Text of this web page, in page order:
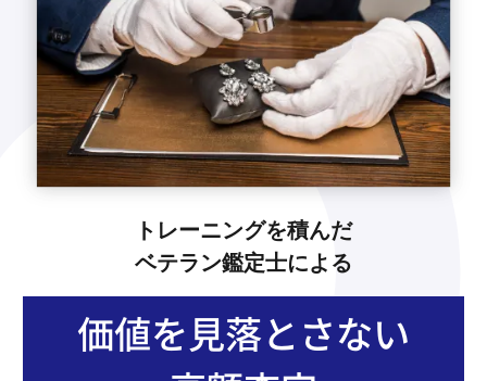
トレーニングを積んだ
ベテラン鑑定士による
価値を見落とさない